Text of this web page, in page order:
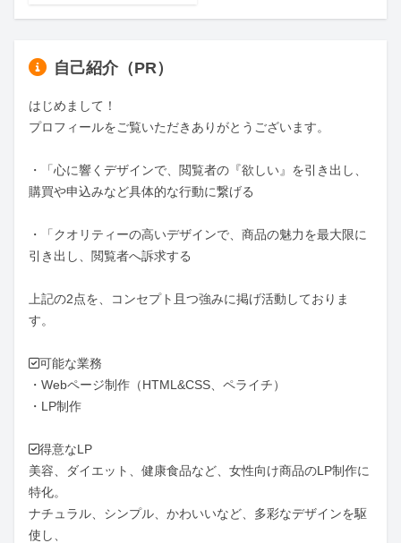
自己紹介（PR）
はじめまして！
プロフィールをご覧いただきありがとうございます。
・「心に響くデザインで、閲覧者の『欲しい』を引き出し、
購買や申込みなど具体的な行動に繋げる
・「クオリティーの高いデザインで、商品の魅力を最大限に
引き出し、閲覧者へ訴求する
上記の2点を、コンセプト且つ強みに掲げ活動しておりま
す。
✅可能な業務
・Webページ制作（HTML&CSS、ペライチ）
・LP制作
✅得意なLP
美容、ダイエット、健康食品など、女性向け商品のLP制作に
特化。
ナチュラル、シンプル、かわいいなど、多彩なデザインを駆
使し、